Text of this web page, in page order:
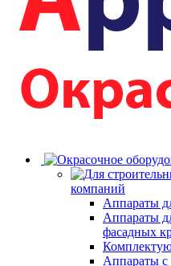
компаний
Аппараты
Аппараты
фасадных
Аппараты с